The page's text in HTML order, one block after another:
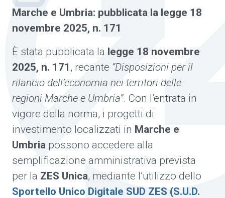
Marche e Umbria: pubblicata la legge 18
novembre 2025, n. 171
È stata pubblicata la legge 18 novembre
2025, n. 171 , recante “Disposizioni per il
rilancio dell’economia nei territori delle
regioni Marche e Umbria”. Con l’entrata in
vigore della norma, i progetti di
investimento localizzati in Marche e
Umbria possono accedere alla
semplificazione amministrativa prevista
per la ZES Unica, mediante l’utilizzo dello
Sportello Unico Digitale SUD ZES (S.U.D.